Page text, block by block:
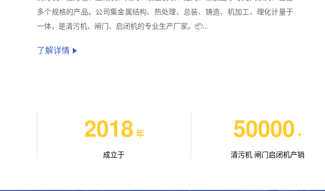
多个规格的产品。公司集金属结构、热处理、总装、铸造、机加工、理化计量于
一体，是清污机、闸门、启闭机的专业生产厂家。📦...
了解详情
2018 年
成立于
50000 +
清污机 闸门启闭机产销